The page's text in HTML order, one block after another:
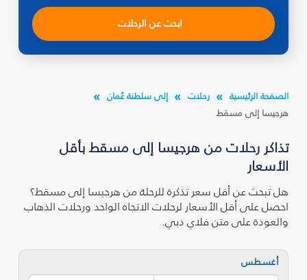
ابحث عن الرحلات
الصفحة الرئيسية رحلات
إلى سلطنة عُمان
هرجيسا إلى مسقط
تذاكر رحلات من هرجيسا إلى مسقط بأقل
الأسعار
هل تبحث عن أقل سعر تذكرة للرحلة من هرجيسا إلى مسقط؟
احصل على أقل الأسعار لرحلات الاتجاه الواحد ورحلات الذهاب
والعودة على متن فلاي دبي.
أغسطس